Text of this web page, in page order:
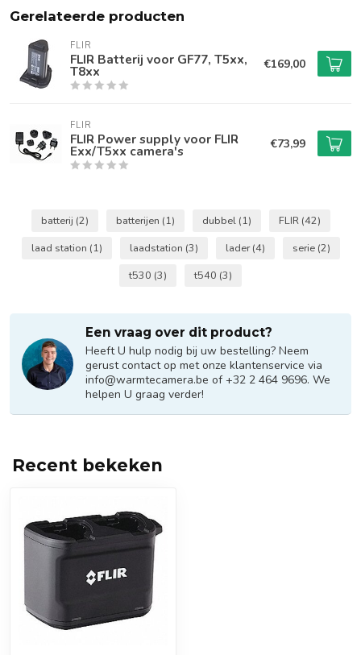
Gerelateerde producten
FLIR
FLIR Batterij voor GF77, T5xx,
T8xx €169,00
FLIR
FLIR Power supply voor FLIR
Exx/T5xx camera's €73,99
batterij (2) batterijen (1) dubbel (1) FLIR (42)
laad station (1) laadstation (3) lader(4) serie (2)
t530 (3) t540 (3)
Een vraag over dit product?
Heeft U hulp nodig bij uw bestelling? Neem
gerust contact op met onze klantenservice via
info@warmtecamera.be of +32 2 464 9696. We
helpen U graag verder!
Recent bekeken